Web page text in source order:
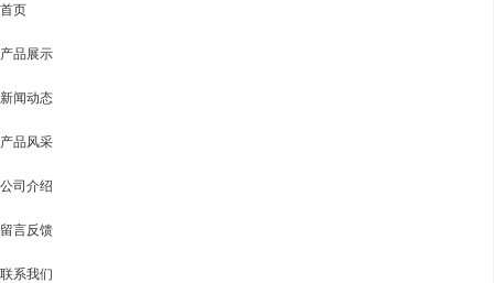
首页
产品展示
新闻动态
产品风采
公司介绍
留言反馈
联系我们